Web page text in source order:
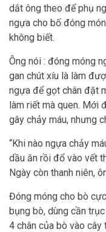
dắt ông theo để phụ
ngựa cho bố đóng
không biết.
Ông nói : đóng móng
gan chút xíu là làm
ngựa để gọt chân đặt
làm riết mà quen. Mới
gây chảy máu, nhưng
“Khi nào ngựa chảy
dầu ăn rồi đổ vào vết
Ngày còn thanh niên,
Đóng móng cho bò
bụng bò, dùng cần
4 chân của bò vào